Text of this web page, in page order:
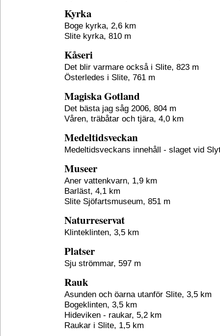
Kyrka
Boge kyrka, 2,6 km
Slite kyrka, 810 m
Kåseri
Det blir varmare också i Slite, 823 m
Österledes i Slite, 761 m
Magiska Gotland
Det bästa jag såg 2006, 804 m
Våren, träbåtar och tjära, 4,0 km
Medeltidsveckan
Medeltidsveckans innehåll - slaget vid
Museer
Aner vattenkvarn, 1,9 km
Barläst, 4,1 km
Slite Sjöfartsmuseum, 851 m
Naturreservat
Klinteklinten, 3,5 km
Platser
Sju strömmar, 597 m
Rauk
Asunden och öarna utanför Slite, 3,5 km
Bogeklinten, 3,5 km
Hideviken - raukar, 5,2 km
Raukar i Slite, 1,5 km